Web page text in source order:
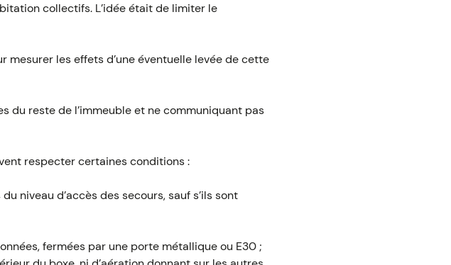
collectifs. L’idée était de limiter le
les effets d’une éventuelle levée de cette
du reste de l’immeuble et ne communiquant pas
respecter certaines conditions :
niveau d’accès des secours, sauf s’ils sont
fermées par une porte métallique ou E30 ;